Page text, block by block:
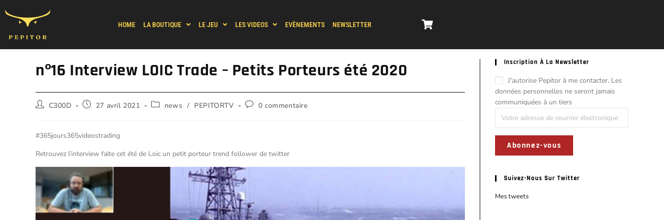
HOME LA BOUTIQUE LE JEU LES VIDEOS EVÈNEMENTS NEWSLETTER
nº16 Interview LOIC Trade – Petits Porteurs été 2020
C300D 27 avril 2021 news / PEPITORTV 0 commentaire
#365jours365videostrading
Retrouvez l’interview faite cet été de Loic un petit porteur trend follower de twitter
Inscription À La Newsletter
J'autorise Pepitor à me contacter. Les
données personnelles ne seront jamais
communiquées à un tiers
Suivez-Nous Sur Twitter
Mes tweets